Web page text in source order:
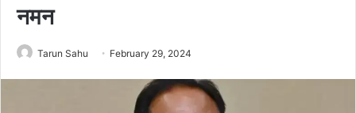
नमन
Tarun Sahu February 29, 2024